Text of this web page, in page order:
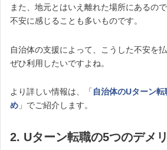
また、地元とはいえ離れた場所にあるの
不安に感じることも多いものです。
自治体の支援によって、こうした不安を
ぜひ利用したいですよね。
より詳しい情報は、「 自治体のUターン
め 」でご紹介します。
2. Uターン転職の5つのデメ